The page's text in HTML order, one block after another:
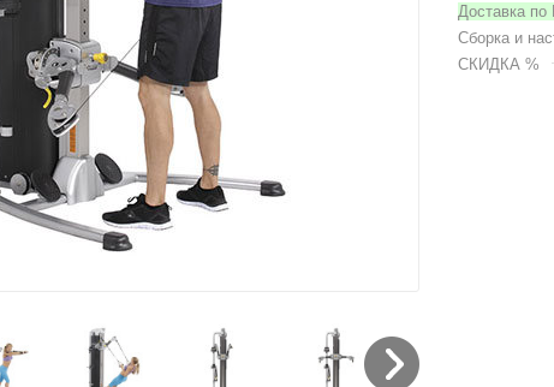
Доставка по
Сборка и
СКИДКА %